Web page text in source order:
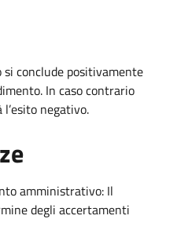
conclude positivamente
In caso contrario
negativo.
amministrativo: Il
degli accertamenti